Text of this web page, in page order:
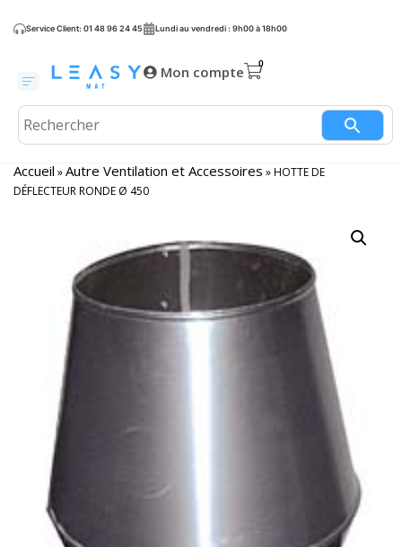
Service Client: 01 48 96 24 45 Lundi au vendredi : 9h00 à 18h00
Mon compte
Accueil »Autre Ventilation et Accessoires »HOTTE DE
DÉFLECTEUR RONDE Ø 450